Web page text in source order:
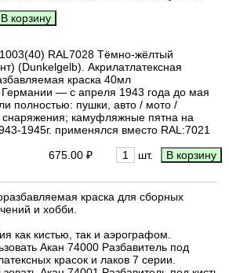
RAL7028 Тёмно-жёлтый
(Dunkelgelb). Акрилатлатексная
краска 40мл
— с апреля 1943 года до мая
полностью: пушки, авто / мото /
снаряжения; камуфляжные пятна на
1945г. применялся вместо RAL:7021
675.00 ₽
шт.
краска для сборных
и хобби.
как кистью, так и аэрографом.
Акан 74000 Разбавитель под
красок и лаков 7 серии.